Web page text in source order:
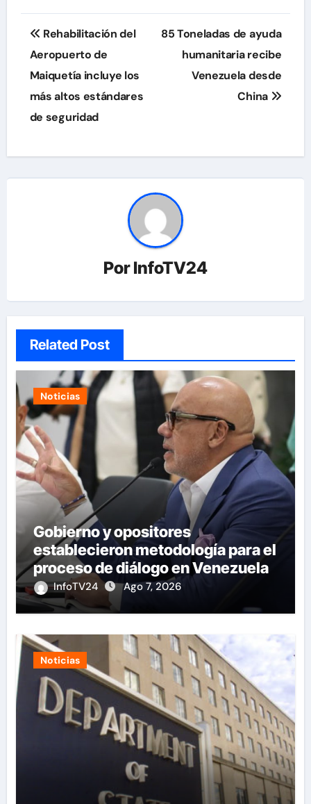
Navegación
de
entradas
Rehabilitación del
Aeropuerto de
Maiquetía incluye los
más altos estándares
de seguridad
85 Toneladas de ayuda
humanitaria recibe
Venezuela desde
China
PorInfoTV24
Related Post
Noticias
Gobierno y opositores
establecieron metodología para el
proceso de diálogo en Venezuela
InfoTV24 Ago 7, 2026
Noticias